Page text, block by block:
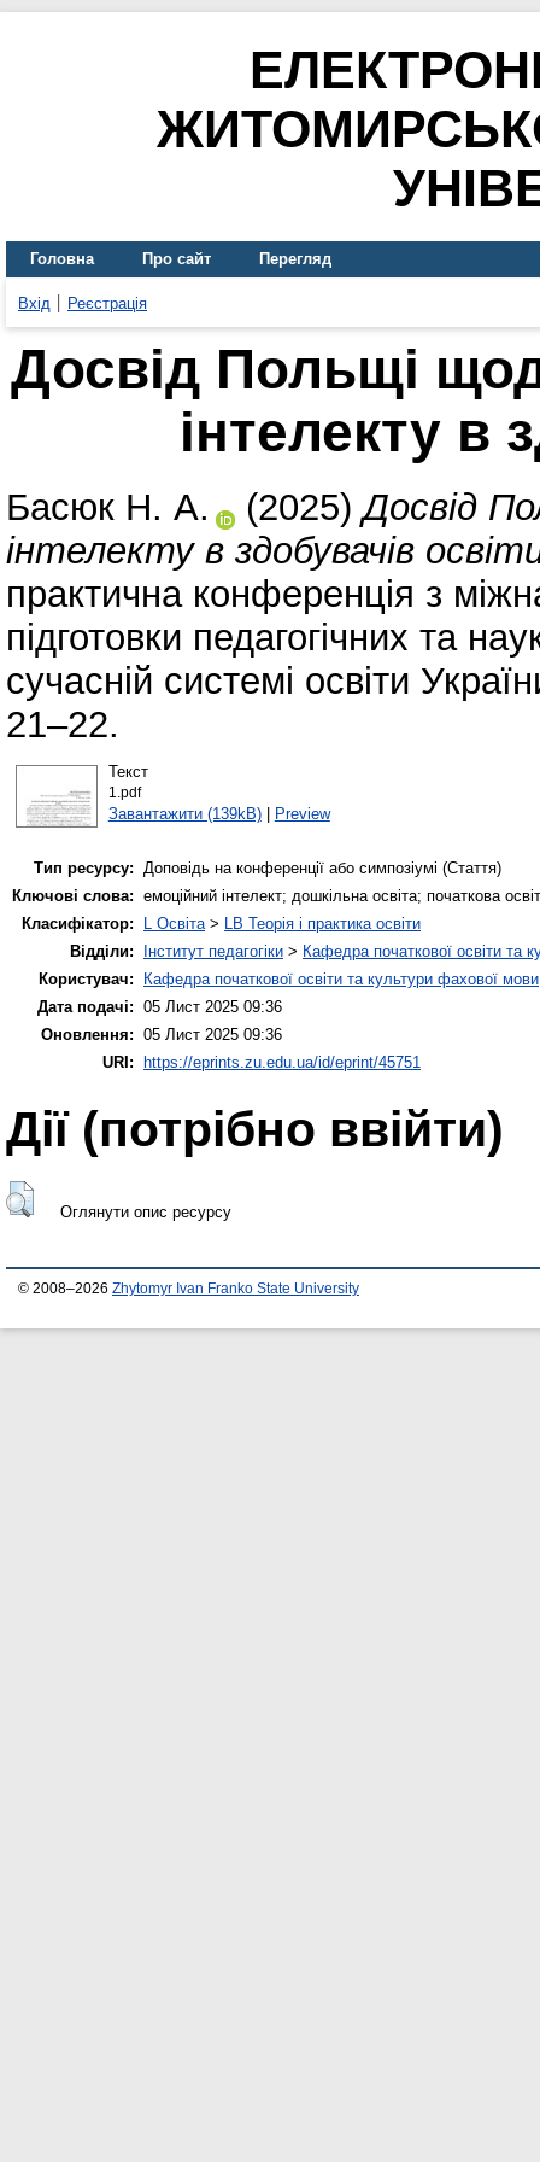
Головна Про сайт Перегляд
Вхід Реєстрація
Досвід Польщі
інтелекту в
Басюк Н. А. (2025)Досвід
інтелекту в здобувачів
практична конференція з
підготовки педагогічних та
сучасній системі освіти
21–22.
Текст
1.pdf
Завантажити (139kB)| Preview
Тип ресурсу: Доповідь на конференції або симпозіумі (Стаття)
Ключові слова: емоційний інтелект; дошкільна освіта; початкова
Класифікатор:
L Освіта> LB Теорія і практика освіти
Відділи:
Інститут педагогіки > Кафедра початкової освіти та
Користувач:
Кафедра початкової освіти та культури фахової мови
Дата подачі: 05 Лист 2025 09:36
Оновлення: 05 Лист 2025 09:36
URI:
https://eprints.zu.edu.ua/id/eprint/45751
Дії ​​(потрібно ввійти)
Оглянути опис ресурсу
© 2008–2026 Zhytomyr Ivan Franko State University